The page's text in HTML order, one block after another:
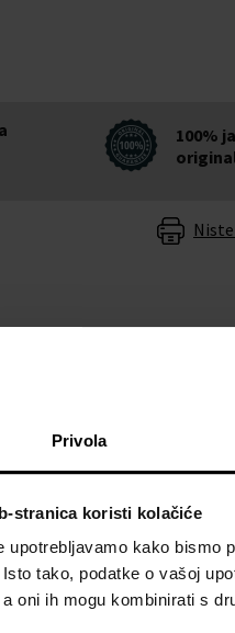
Privola
stranica koristi kolačiće
upotrebljavamo kako bismo
tako, podatke o vašoj
oni ih mogu kombinirati s
100%
Ženski satdodat će vam
brenda
i besplatnu zamjenu
u našoj ponudi.